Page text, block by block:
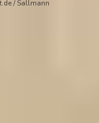
/ Sallmann